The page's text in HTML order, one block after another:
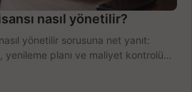
nasıl yönetilir?
yönetilir sorusuna net yanıt:
yenileme planı ve maliyet kontrolü